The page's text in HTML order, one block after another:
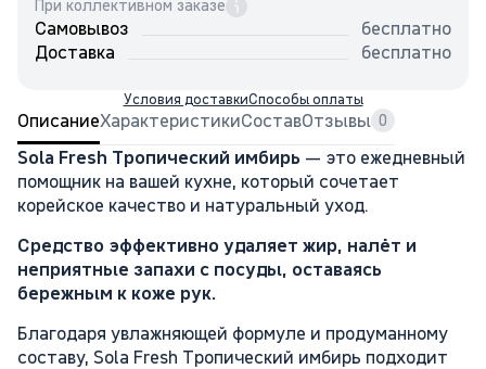
При коллективном заказе
Самовывоз
бесплатно
Доставка
бесплатно
Условия доставкиСпособы оплаты
ОписаниеХарактеристикиСоставОтзывы 0
Sola Fresh Тропический имбирь — это ежедневный
помощник на вашей кухне, который сочетает
корейское качество и натуральный уход.
Средство эффективно удаляет жир, налёт и
неприятные запахи с посуды, оставаясь
бережным к коже рук.
Благодаря увлажняющей формуле и продуманному
составу, Sola Fresh Тропический имбирь подходит